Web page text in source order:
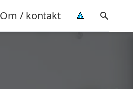
Om / kontakt